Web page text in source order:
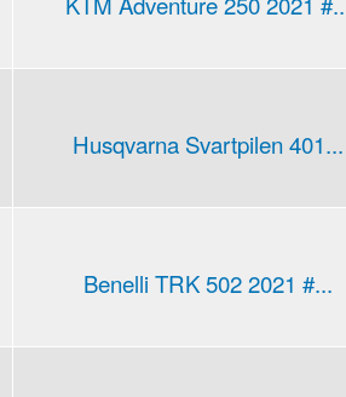
Husqvarna Svartpilen 401...
Benelli TRK 502 2021 #...